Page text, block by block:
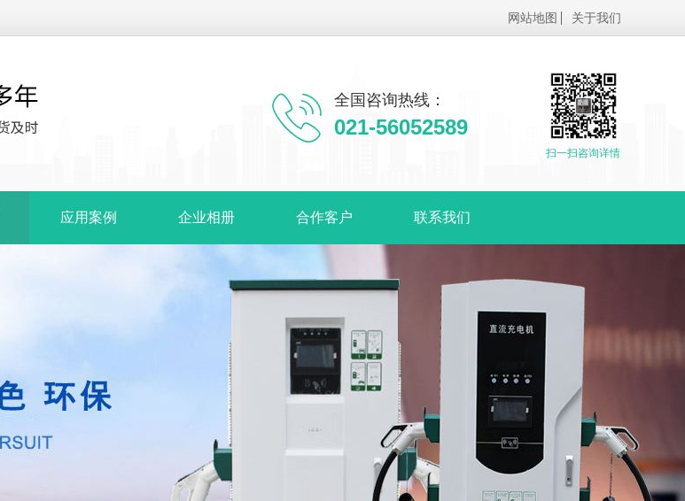
网站地图 关于我们
扫一扫咨询详情
全国咨询热线：
021-56052589
应用案例 企业相册 合作客户 联系我们